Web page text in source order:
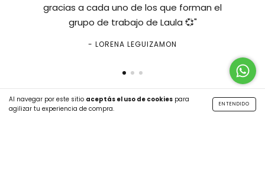
Al navegar por este sitio aceptás el uso de cookies para
agilizar tu experiencia de compra.
ENTENDIDO
gracias a cada uno de los que forman el
grupo de trabajo de Laula 💞"
- LORENA LEGUIZAMON